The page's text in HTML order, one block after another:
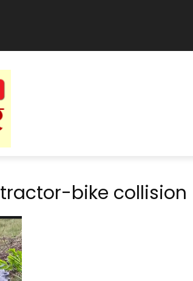
bike collision